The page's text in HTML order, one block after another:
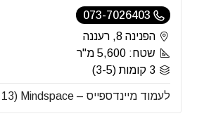
073-7026403
הפנינה 8, רעננה
שטח: 5,600 מ"ר
3 קומות (3-5)
לעמוד מיינדספייס – Mindspace (13 סניפים)